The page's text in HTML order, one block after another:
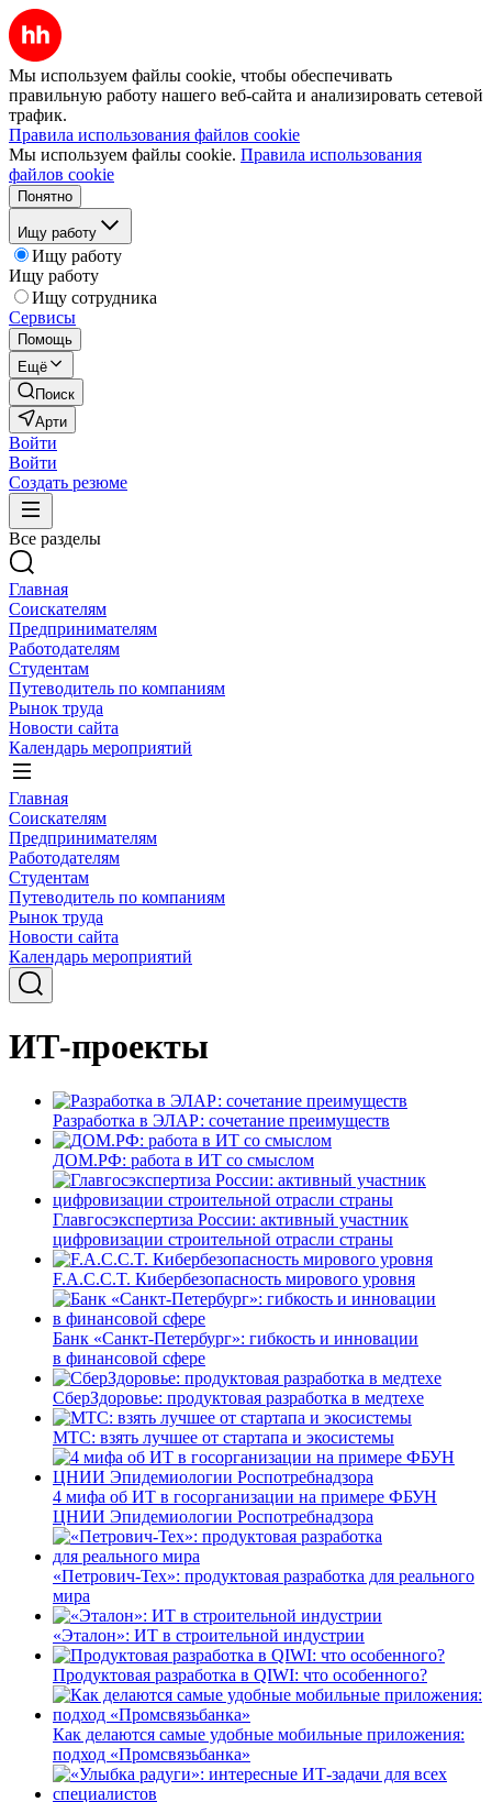
Мы используем файлы cookie, чтобы обеспечивать
правильную работу нашего веб-сайта и анализировать сетевой
трафик.
Правила использования файлов cookie
Мы используем файлы cookie. Правила использования
файлов cookie
Понятно
Ищу работу
Ищу работу
Ищу работу
Ищу сотрудника
Сервисы
Помощь
Ещё
Поиск
Арти
Войти
Войти
Создать резюме
Все разделы
Главная
Соискателям
Предпринимателям
Работодателям
Студентам
Путеводитель по компаниям
Рынок труда
Новости сайта
Календарь мероприятий
Главная
Соискателям
Предпринимателям
Работодателям
Студентам
Путеводитель по компаниям
Рынок труда
Новости сайта
Календарь мероприятий
ИТ-проекты
Разработка в ЭЛАР: сочетание преимуществ
ДОМ.РФ: работа в ИТ со смыслом
Главгосэкспертиза России: активный участник
цифровизации строительной отрасли страны
F.A.C.C.T. Кибербезопасность мирового уровня
Банк «Санкт-Петербург»: гибкость и инновации
в финансовой сфере
СберЗдоровье: продуктовая разработка в медтехе
МТС: взять лучшее от стартапа и экосистемы
4 мифа об ИТ в госорганизации на примере ФБУН
ЦНИИ Эпидемиологии Роспотребнадзора
«Петрович-Тех»: продуктовая разработка для реального
мира
«Эталон»: ИТ в строительной индустрии
Продуктовая разработка в QIWI: что особенного?
Как делаются самые удобные мобильные приложения:
подход «Промсвязьбанка»